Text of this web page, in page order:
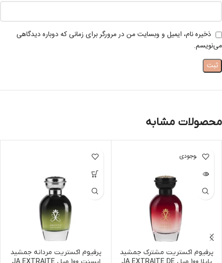
ذخیره نام، ایمیل و وبسایت من در مرورگر برای زمانی که دوباره دیدگاهی
می‌نویسم.
محصولات مشابه
اتمام موجودی
پرفیوم اکستریت مشترک جمشید
پرفیوم اکستریت مردانه جمشید